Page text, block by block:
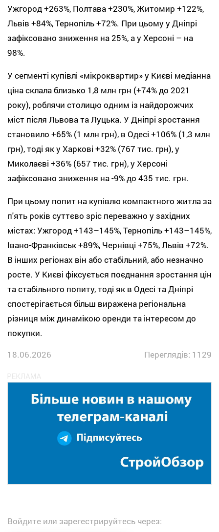
Ужгород +263%, Полтава +230%, Житомир +122%,
Львів +84%, Тернопіль +72%. При цьому у Дніпрі
зафіксовано зниження на 25%, а у Херсоні – на
98%.
У сегменті купівлі «мікроквартир» у Києві медіанна
ціна склала близько 1,8 млн грн (+74% до 2021
року), роблячи столицю одним із найдорожчих
міст після Львова та Луцька. У Дніпрі зростання
становило +65% (1 млн грн), в Одесі +106% (1,3 млн
грн), тоді як у Харкові +32% (767 тис. грн), у
Миколаєві +36% (657 тис. грн), у Херсоні
зафіксовано зниження на -9% до 435 тис. грн.
При цьому попит на купівлю компактного житла за
п'ять років суттєво зріс переважно у західних
містах: Ужгород +143–145%, Тернопіль +143–145%,
Івано-Франківськ +89%, Чернівці +75%, Львів +72%.
В інших регіонах він або стабільний, або незначно
росте. У Києві фіксується поєднання зростання цін
та стабільного попиту, тоді як в Одесі та Дніпрі
спостерігається більш виражена регіональна
різниця між динамікою оренди та інтересом до
покупки.
18.06.2026
Переглядів: 1129
Войдите или зарегестрируйтесь через: